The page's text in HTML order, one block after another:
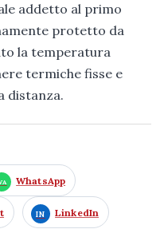
addetto al primo
protetto da
la temperatura
termiche fisse e
distanza.
WhatsApp
LinkedIn